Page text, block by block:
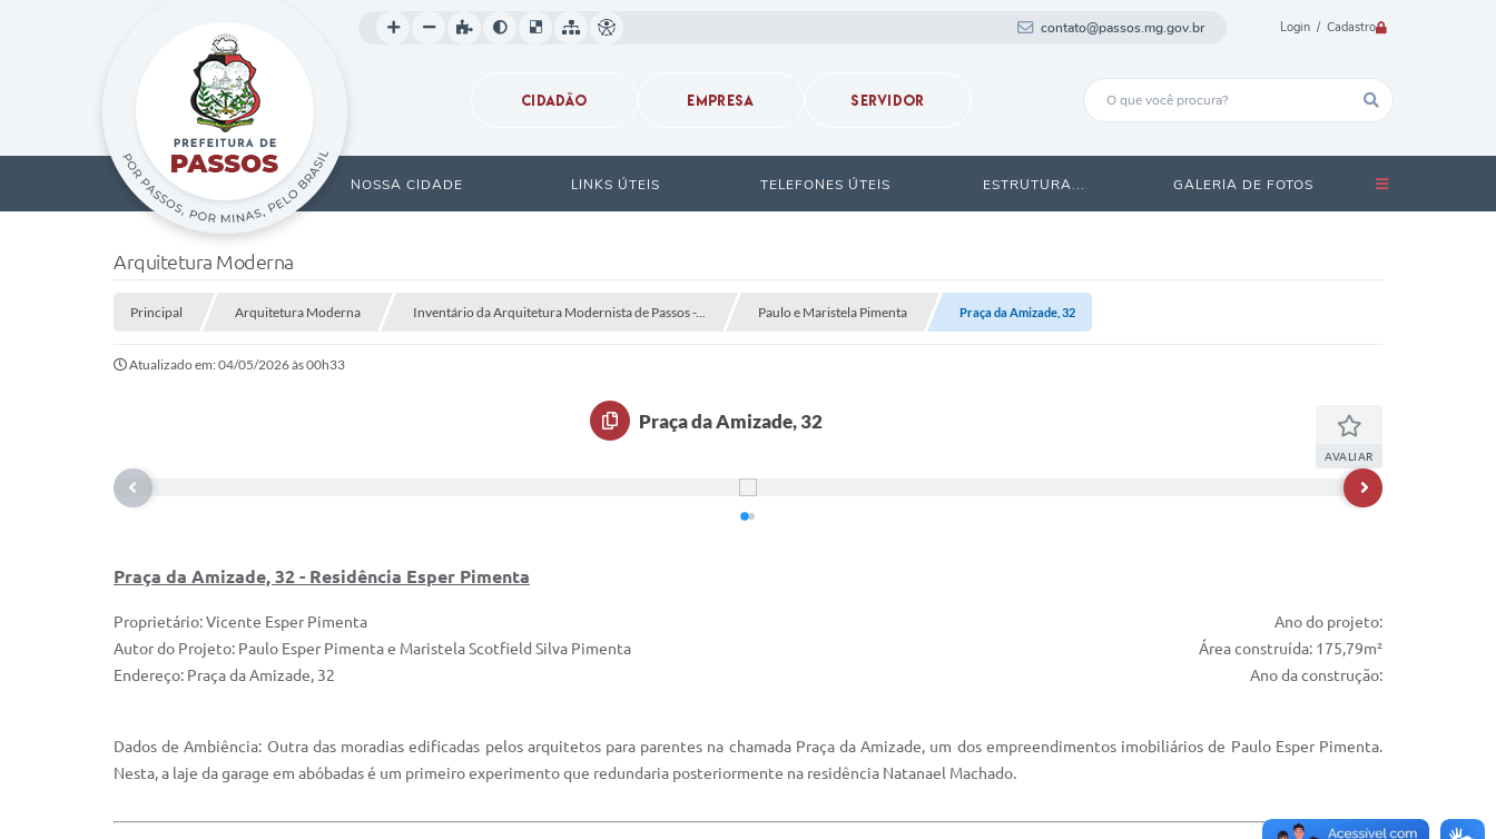
Login / Cadastro
contato@passos.mg.gov.br
CIDADÃO EMPRESA SERVIDOR
NOSSA CIDADE LINKS ÚTEIS TELEFONES ÚTEIS ESTRUTURA... GALERIA DE FOTOS
Arquitetura Moderna
Principal Arquitetura Moderna Inventário da Arquitetura Modernista de Passos -... Paulo e Maristela Pimenta Praça da Amizade, 32
Atualizado em: 04/05/2026 às 00h33
Praça da Amizade, 32
AVALIAR
Praça da Amizade, 32 - Residência Esper Pimenta
Proprietário: Vicente Esper Pimenta
Autor do Projeto: Paulo Esper Pimenta e Maristela Scotfield Silva Pimenta
Endereço: Praça da Amizade, 32
Ano do projeto:
Área construída: 175,79m²
Ano da construção:
Dados de Ambiência: Outra das moradias edificadas pelos arquitetos para parentes na chamada Praça da Amizade, um dos empreendimentos imobiliários de Paulo Esper Pimenta.
Nesta, a laje da garage em abóbadas é um primeiro experimento que redundaria posteriormente na residência Natanael Machado.